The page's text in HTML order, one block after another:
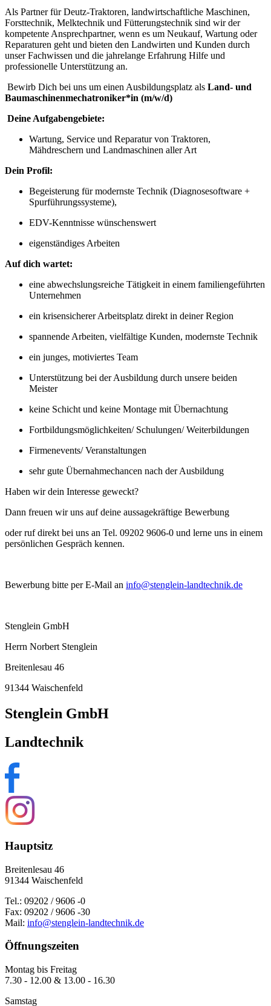
Als Partner für Deutz-Traktoren, landwirtschaftliche Maschinen,
Forsttechnik, Melktechnik und Fütterungstechnik sind wir der
kompetente Ansprechpartner, wenn es um Neukauf, Wartung oder
Reparaturen geht und bieten den Landwirten und Kunden durch
unser Fachwissen und die jahrelange Erfahrung Hilfe und
professionelle Unterstützung an.
Bewirb Dich bei uns um einen Ausbildungsplatz als Land- und
Baumaschinenmechatroniker*in (m/w/d)
Deine Aufgabengebiete:
Wartung, Service und Reparatur von Traktoren,
Mähdreschern und Landmaschinen aller Art
Dein Profil:
Begeisterung für modernste Technik (Diagnosesoftware +
Spurführungssysteme),
EDV-Kenntnisse wünschenswert
eigenständiges Arbeiten
Auf dich wartet:
eine abwechslungsreiche Tätigkeit in einem familiengeführten
Unternehmen
ein krisensicherer Arbeitsplatz direkt in deiner Region
spannende Arbeiten, vielfältige Kunden, modernste Technik
ein junges, motiviertes Team
Unterstützung bei der Ausbildung durch unsere beiden
Meister
keine Schicht und keine Montage mit Übernachtung
Fortbildungsmöglichkeiten/ Schulungen/ Weiterbildungen
Firmenevents/ Veranstaltungen
sehr gute Übernahmechancen nach der Ausbildung
Haben wir dein Interesse geweckt?
Dann freuen wir uns auf deine aussagekräftige Bewerbung
oder ruf direkt bei uns an Tel. 09202 9606-0 und lerne uns in einem
persönlichen Gespräch kennen.
Bewerbung bitte per E-Mail an info@stenglein-landtechnik.de
Stenglein GmbH
Herrn Norbert Stenglein
Breitenlesau 46
91344 Waischenfeld
Stenglein GmbH
Landtechnik
Hauptsitz
Breitenlesau 46
91344 Waischenfeld
Tel.: 09202 / 9606 -0
Fax: 09202 / 9606 -30
Mail: info@stenglein-landtechnik.de
Öffnungszeiten
Montag bis Freitag
7.30 - 12.00 & 13.00 - 16.30
Samstag